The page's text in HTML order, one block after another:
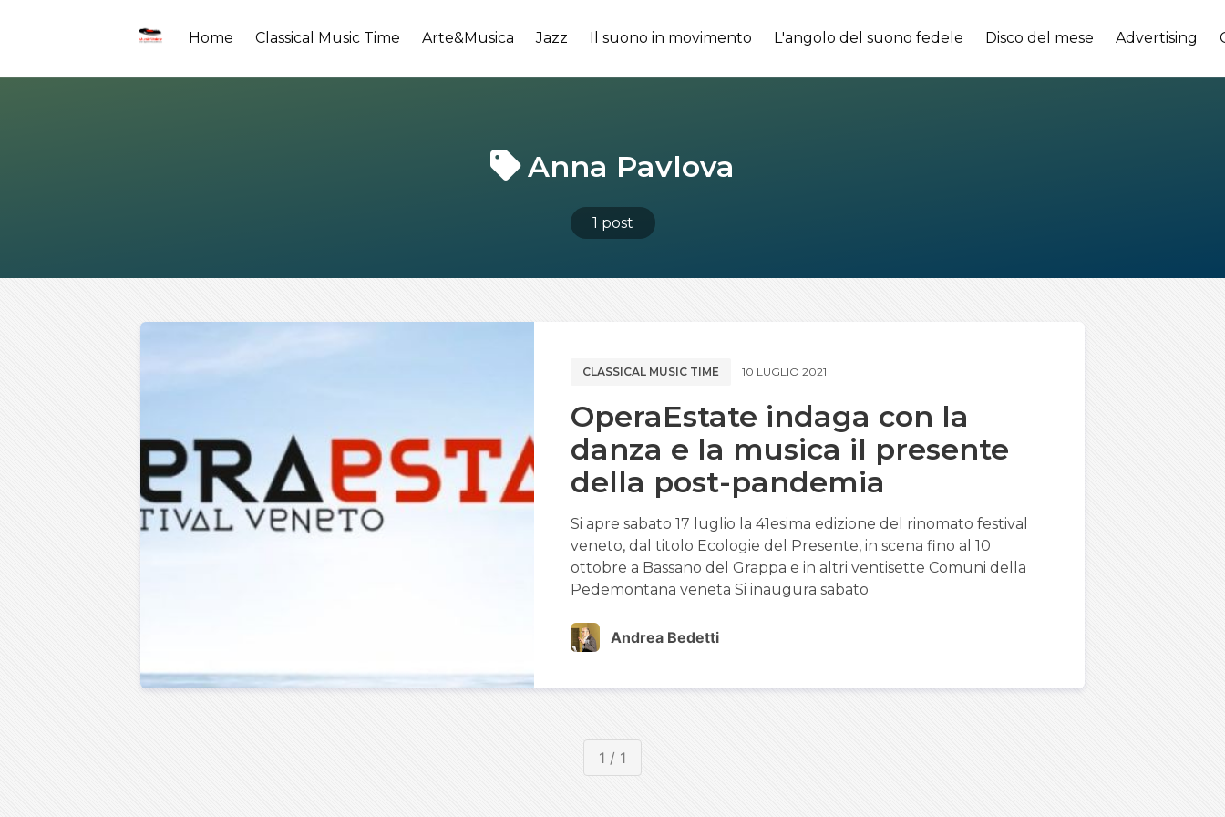
Home Classical Music Time Arte&Musica Jazz Il suono in movimento L'angolo del suono fedele Disco del mese Advertising
Anna Pavlova
1 post
CLASSICAL MUSIC TIME 10 LUGLIO 2021
OperaEstate indaga con la
danza e la musica il presente
della post-pandemia
Si apre sabato 17 luglio la 41esima edizione del rinomato festival
veneto, dal titolo Ecologie del Presente, in scena fino al 10
ottobre a Bassano del Grappa e in altri ventisette Comuni della
Pedemontana veneta Si inaugura sabato
Andrea Bedetti
1 / 1